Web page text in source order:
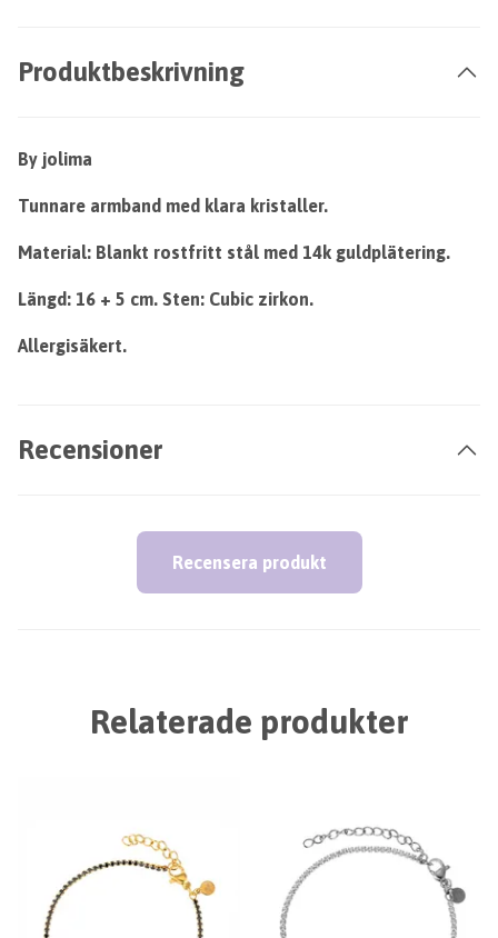
Produktbeskrivning
By jolima
Tunnare armband med klara kristaller.
Material: Blankt rostfritt stål med 14k guldplätering.
Längd: 16 + 5 cm. Sten: Cubic zirkon.
Allergisäkert.
Recensioner
Recensera produkt
Relaterade produkter